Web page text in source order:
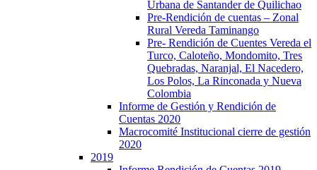
Urbana de Santander de Quilichao
Pre-Rendición de cuentas – Zonal
Rural Vereda Taminango
Pre- Rendición de Cuentes Vereda el
Turco, Caloteño, Mondomito, Tres
Quebradas, Naranjal, El Nacedero,
Los Polos, La Rinconada y Nueva
Colombia
Informe de Gestión y Rendición de
Cuentas 2020
Macrocomité Institucional cierre de gestión
2020
2019